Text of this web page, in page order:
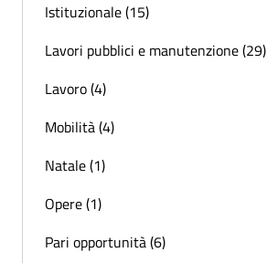
Istituzionale (15)
Lavori pubblici e manutenzione (29)
Lavoro (4)
Mobilità (4)
Natale (1)
Opere (1)
Pari opportunità (6)